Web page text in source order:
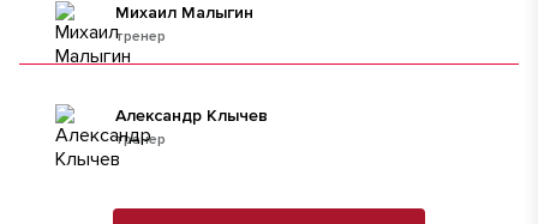
тренер
Михаил Малыгин
тренер
Александр Клычев